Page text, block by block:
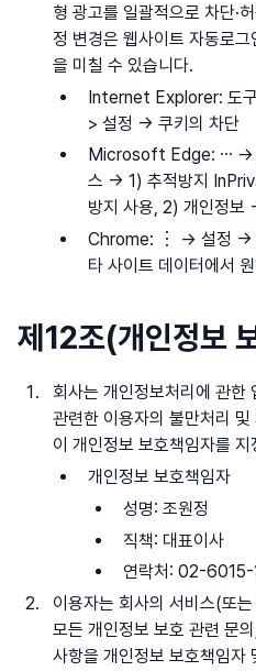
형 광고를 일괄적으로 차단·
정 변경은 웹사이트 자동로
을 미칠 수 있습니다.
Internet Explorer: 도
> 설정 -> 쿠키의 차단
Microsoft Edge: ⋯ ->
스 -> 1) 추적방지
방지 사용, 2) 개인정보
Chrome: ︙ -> 설정 ->
타 사이트 데이터에서
제12조(개인정보
회사는 개인정보처리에 관한
관련한 이용자의 불만처리
이 개인정보 보호책임자를
개인정보 보호책임자
성명: 조원정
직책: 대표이사
연락처: 02-
이용자는 회사의 서비스(또
모든 개인정보 보호 관련 문
사항을 개인정보 보호책임자